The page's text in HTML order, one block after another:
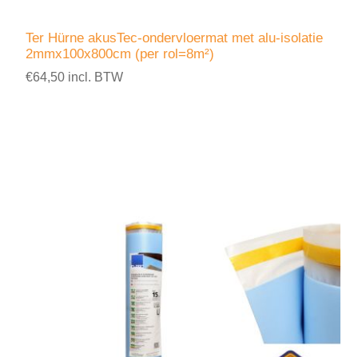
Ter Hürne akusTec-ondervloermat met alu-isolatie
2mmx100x800cm (per rol=8m²)
€64,50 incl. BTW